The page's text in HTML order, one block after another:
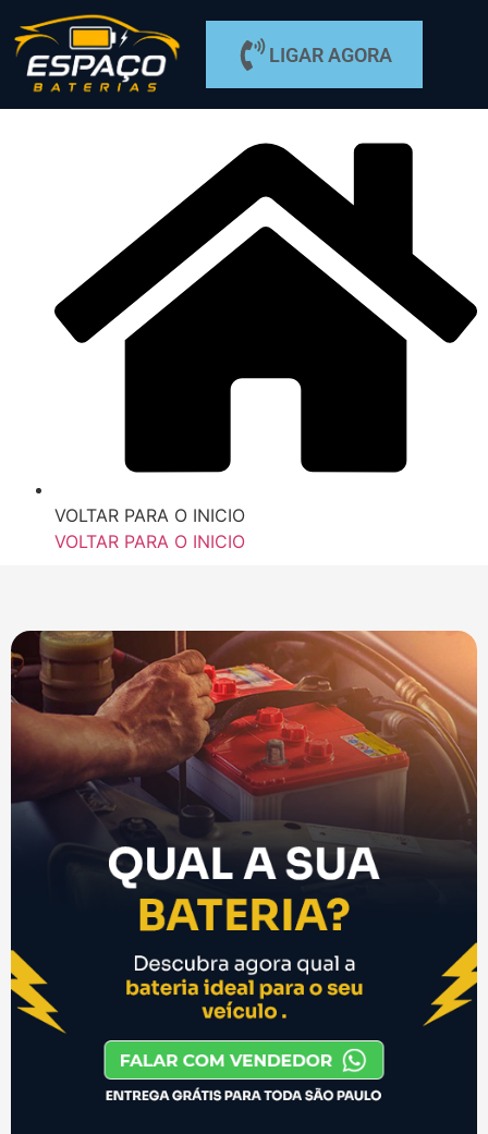
LIGAR AGORA
VOLTAR PARA O INICIO
VOLTAR PARA O INICIO